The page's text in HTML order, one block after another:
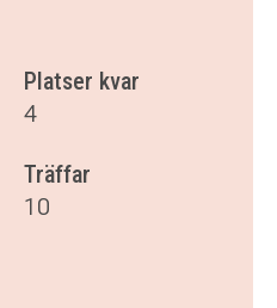
Platser kvar
4
Träffar
10
steg 3 på dagtid i